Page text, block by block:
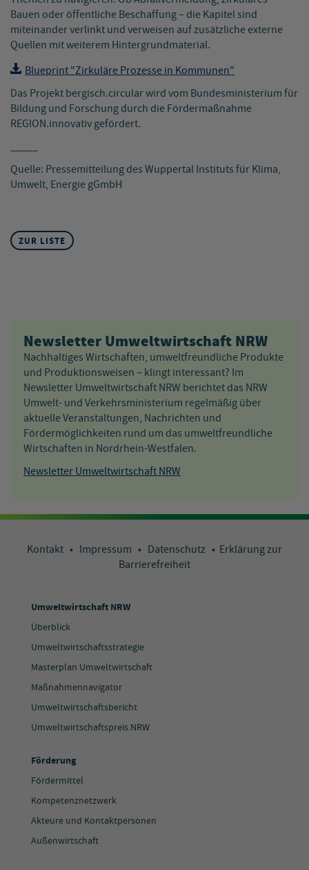
Bauen oder öffentliche Beschaffung – die Kapitel sind
miteinander verlinkt und verweisen auf zusätzliche externe
Quellen mit weiterem Hintergrundmaterial.
Blueprint "Zirkuläre Prozesse in Kommunen"
Das Projekt bergisch.circular wird vom Bundesministerium für
Bildung und Forschung durch die Fördermaßnahme
REGION.innovativ gefördert.
Quelle: Pressemitteilung des Wuppertal Instituts für Klima,
Umwelt, Energie gGmbH
ZUR LISTE
Newsletter Umweltwirtschaft NRW
Nachhaltiges Wirtschaften, umweltfreundliche Produkte
und Produktionsweisen – klingt interessant? Im
Newsletter Umweltwirtschaft NRW berichtet das NRW
Umwelt- und Verkehrsministerium regelmäßig über
aktuelle Veranstaltungen, Nachrichten und
Fördermöglichkeiten rund um das umweltfreundliche
Wirtschaften in Nordrhein-Westfalen.
Newsletter Umweltwirtschaft NRW
Kontakt • Impressum • Datenschutz • Erklärung zur
Barrierefreiheit
Umweltwirtschaft NRW
Überblick
Umweltwirtschaftsstrategie
Masterplan Umweltwirtschaft
Maßnahmennavigator
Umweltwirtschaftsbericht
Umweltwirtschaftspreis.NRW
Förderung
Fördermittel
Kompetenznetzwerk
Akteure und Kontaktpersonen
Außenwirtschaft